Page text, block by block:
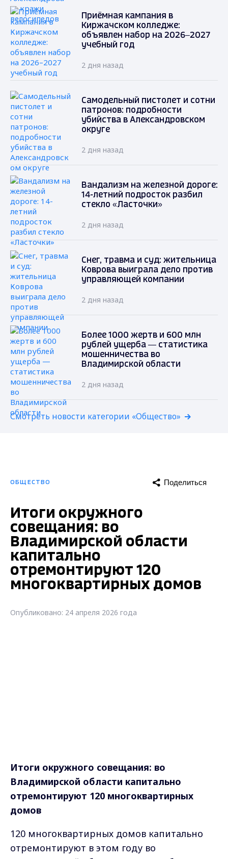
Приёмная кампания в
Киржачском колледже:
объявлен набор на 2026–2027
учебный год
2 дня назад
Самодельный пистолет и сотни
патронов: подробности
убийства в Александровском
округе
2 дня назад
Вандализм на железной дороге:
14-летний подросток разбил
стекло «Ласточки»
2 дня назад
Снег, травма и суд: жительница
Коврова выиграла дело против
управляющей компании
2 дня назад
Более 1000 жертв и 600 млн
рублей ущерба — статистика
мошенничества во
Владимирской области
2 дня назад
Смотреть новости категории «Общество»
ОБЩЕСТВО Поделиться
Итоги окружного
совещания: во
Владимирской области
капитально
отремонтируют 120
многоквартирных домов
Опубликовано: 24 апреля 2026 года
Итоги окружного совещания: во
Владимирской области капитально
отремонтируют 120 многоквартирных
домов
120 многоквартирных домов капитально
отремонтируют в этом году во